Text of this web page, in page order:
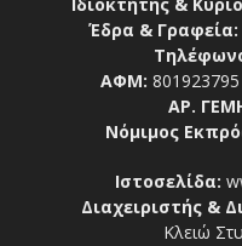
Έδρα & Γραφεία:
ΑΦΜ: 801923795
ΑΡ.
Νόμιμος
Ιστοσελίδα:
Διαχειριστής &
Κλειώ